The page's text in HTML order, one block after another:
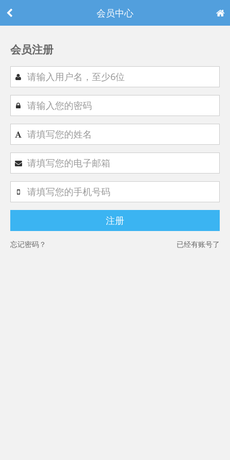
会员中心
会员注册
注册
忘记密码？ 已经有账号了